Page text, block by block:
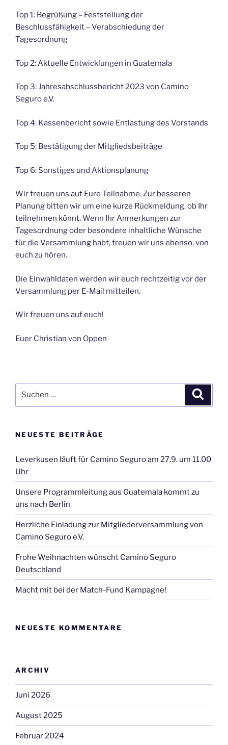
Top 1: Begrüßung – Feststellung der
Beschlussfähigkeit – Verabschiedung der
Tagesordnung
Top 2: Aktuelle Entwicklungen in Guatemala
Top 3: Jahresabschlussbericht 2023 von Camino
Seguro e.V.
Top 4: Kassenbericht sowie Entlastung des Vorstands
Top 5: Bestätigung der Mitgliedsbeiträge
Top 6: Sonstiges und Aktionsplanung
Wir freuen uns auf Eure Teilnahme. Zur besseren
Planung bitten wir um eine kurze Rückmeldung, ob Ihr
teilnehmen könnt. Wenn Ihr Anmerkungen zur
Tagesordnung oder besondere inhaltliche Wünsche
für die Versammlung habt, freuen wir uns ebenso, von
euch zu hören.
Die Einwahldaten werden wir euch rechtzeitig vor der
Versammlung per E-Mail mitteilen.
Wir freuen uns auf euch!
Euer Christian von Oppen
nach:
NEUESTE BEITRÄGE
Leverkusen läuft für Camino Seguro am 27.9. um 11.00
Uhr
Unsere Programmleitung aus Guatemala kommt zu
uns nach Berlin
Herzliche Einladung zur Mitgliederversammlung von
Camino Seguro e.V.
Frohe Weihnachten wünscht Camino Seguro
Deutschland
Macht mit bei der Match-Fund Kampagne!
NEUESTE KOMMENTARE
ARCHIV
Juni 2026
August 2025
Februar 2024